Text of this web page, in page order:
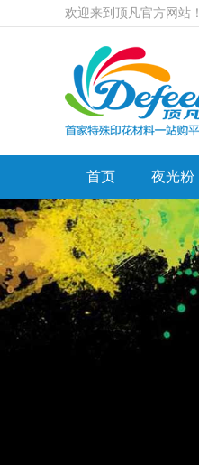
欢迎来到顶凡官方网站！
首页 夜光粉